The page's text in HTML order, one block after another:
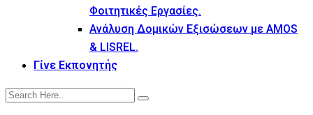
Φοιτητικές Εργασίες.
Ανάλυση Δομικών Εξισώσεων με AMOS
& LISREL.
Γίνε Εκπονητής